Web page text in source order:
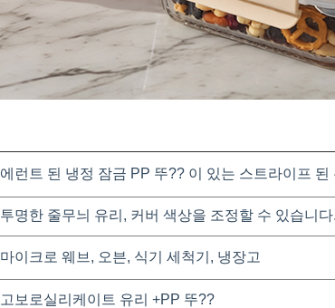
에런트 된 냉정 잠금 PP 뚜?? 이 있는 스트라이프 된
투명한 줄무늬 유리, 커버 색상을 조정할 수 있습니다.
마이크로 웨브, 오븐, 식기 세척기, 냉장고
고보로실리케이트 유리 +PP 뚜??